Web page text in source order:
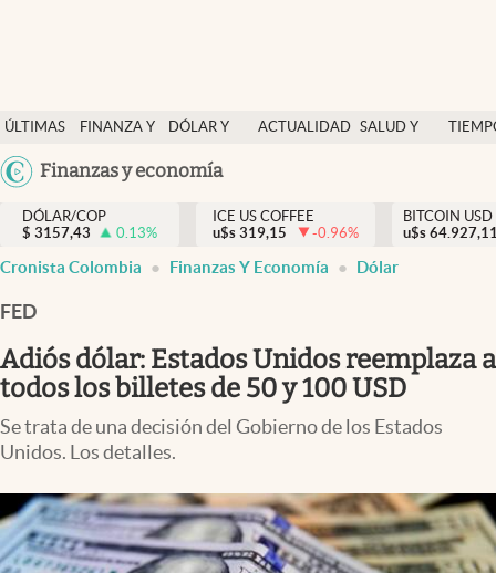
ÚLTIMAS
NOTICIAS
FINANZA Y
DÓLAR Y
ACTUALIDAD SALUD Y
México
Finanzas y economía
Salud y nutrición
Vida espiritual
Actualidad
Colombia
DÓLAR/COP
$ 3157,43 0.13%
ICE US COFFEE
u$s 319,15 -0.96%
BITCOIN USD
u$s
Cronista Colombia Finanzas Y Economía Dólar
FED
Adiós dólar: Estados Unidos reemplaza a
todos los billetes de 50 y 100 USD
Se trata de una decisión del Gobierno de los Estados
Unidos. Los detalles.